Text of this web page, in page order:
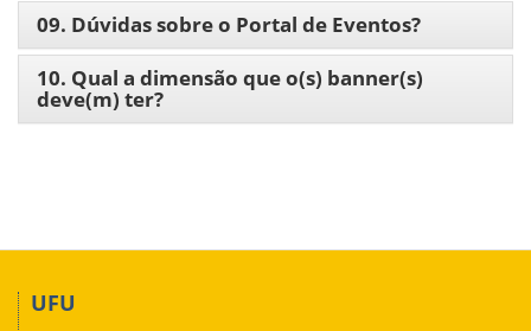
09. Dúvidas sobre o Portal de Eventos?
10. Qual a dimensão que o(s) banner(s)
deve(m) ter?
UFU